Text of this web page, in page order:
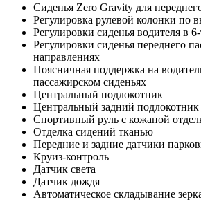
Сиденья Zero Gravity для
Регулировка рулевой колонки по
Регулировки сиденья водителя в
Регулировки сиденья переднего
направлениях
Поясничная поддержка на
пассажирском сиденьях
Центральный подлокотник
Центральный задний
Спортивный руль с кожаной
Отделка сидений тканью
Передние и задние датчики
Круиз-контроль
Датчик света
Датчик дождя
Автоматическое складывание